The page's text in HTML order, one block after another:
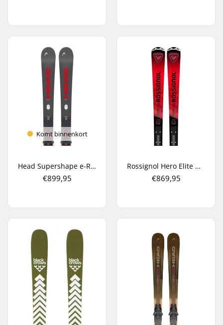
Komt binnenkort
Head Supershape e-Rally SW + PRD 12 GW Carve Ski's
€899,95
Rossignol Hero Elite MT TI Cam K + NX 12 Carve Ski's
€869,95